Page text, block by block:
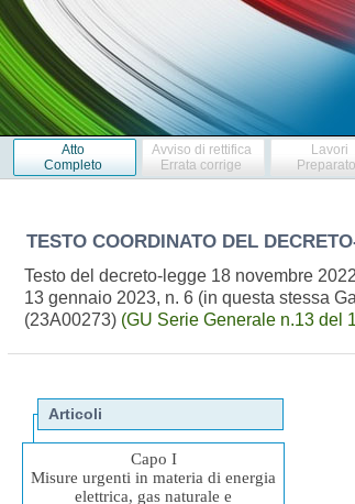
Atto
Completo
Avviso di rettifica
Errata corrige
Lavori
TESTO COORDINATO DEL
Testo del decreto-legge 18 novembre
13 gennaio 2023, n. 6 (in questa stessa
(23A00273) (GU Serie Generale n.13 del